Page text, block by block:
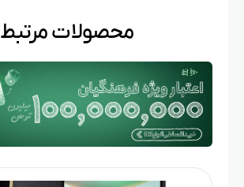
محصولات مرتبط